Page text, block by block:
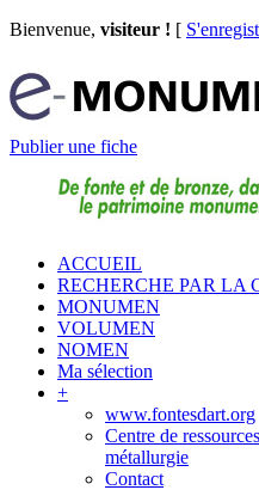
Bienvenue, visiteur ! [
Publier une fiche
ACCUEIL
RECHERCHE PAR LA
MONUMEN
VOLUMEN
NOMEN
Ma sélection
+
www.fontesdart.org
Centre de
métallurgie
Contact